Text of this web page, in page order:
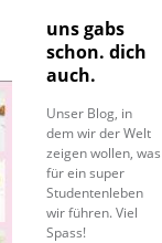
uns gabs
schon. dich
auch.
Unser Blog, in
dem wir der Welt
zeigen wollen, was
für ein super
Studentenleben
wir führen. Viel
Spass!